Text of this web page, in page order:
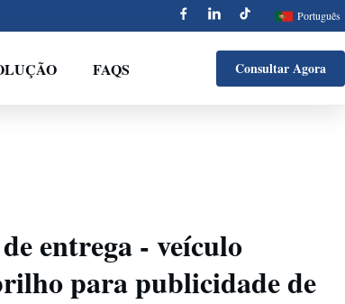
Português
FAQS Consultar Agora
entrega - veículo
para publicidade de